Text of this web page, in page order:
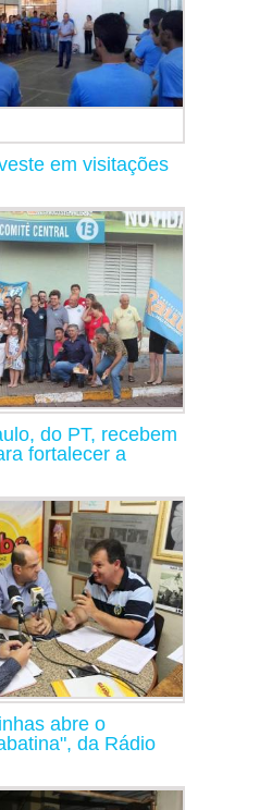
em visitações
do PT, recebem
fortalecer a
abre o
da Rádio